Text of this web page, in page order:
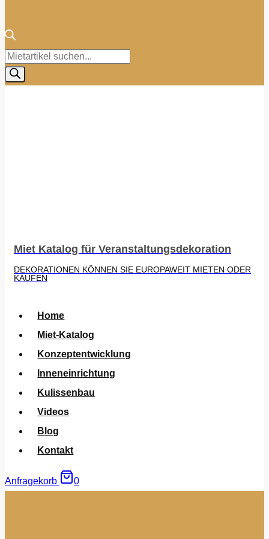
Products
search
Miet Katalog für Veranstaltungsdekoration
DEKORATIONEN KÖNNEN SIE EUROPAWEIT MIETEN ODER
KAUFEN
Home
Miet-Katalog
Konzeptentwicklung
Inneneinrichtung
Kulissenbau
Videos
Blog
Kontakt
Anfragekorb 0